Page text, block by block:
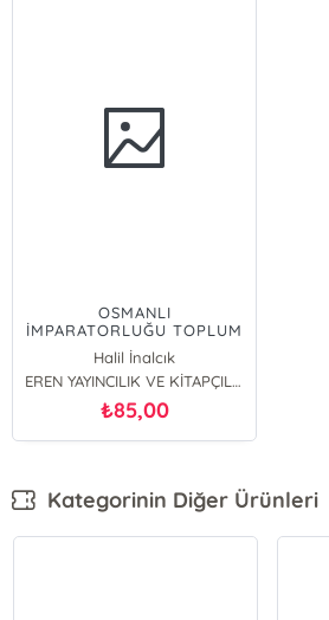
OSMANLI
İMPARATORLUĞU TOPLUM
VE EKONOMİ
Halil İnalcık
EREN YAYINCILIK VE KİTAPÇILIK (70904)
₺85,00
Kategorinin Diğer Ürünleri